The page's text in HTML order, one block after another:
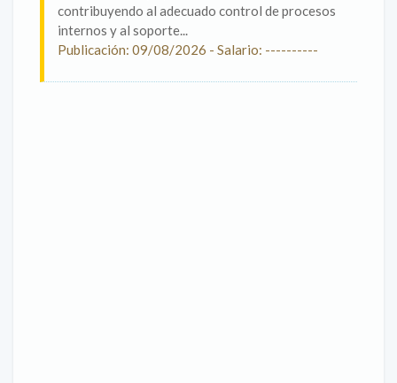
contribuyendo al adecuado control de procesos
internos y al soporte...
Publicación: 09/08/2026 - Salario: ----------